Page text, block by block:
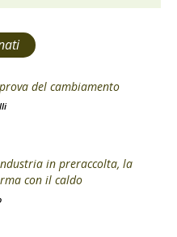
del cambiamento
in preraccolta, la
con il caldo